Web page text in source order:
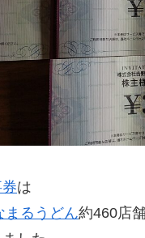
は
まるうどん約460店